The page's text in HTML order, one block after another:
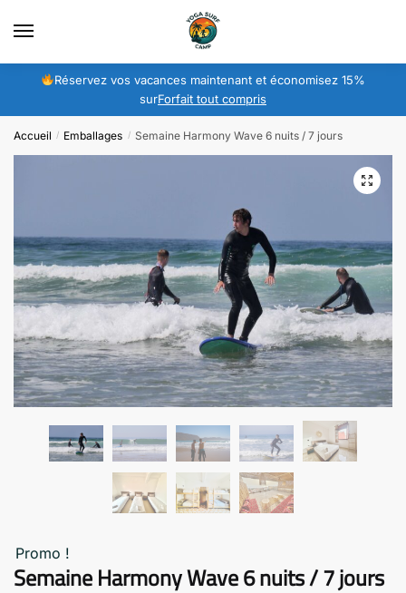
navigationRéservez vos vacances maintenant et économisez 15%
surForfait tout compris
Accueil / Emballages / Semaine Harmony Wave 6 nuits / 7 jours
🔍
Promo !
Semaine Harmony Wave 6 nuits / 7 jours